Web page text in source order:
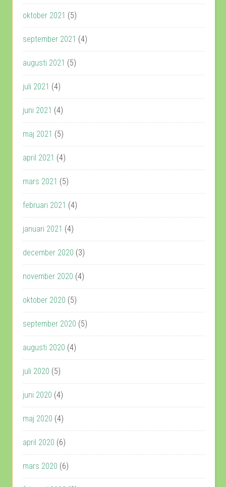
oktober 2021 (5)
september 2021 (4)
augusti 2021 (5)
juli 2021 (4)
juni 2021 (4)
maj 2021 (5)
april 2021 (4)
mars 2021 (5)
februari 2021 (4)
januari 2021 (4)
december 2020 (3)
november 2020 (4)
oktober 2020 (5)
september 2020 (5)
augusti 2020 (4)
juli 2020 (5)
juni 2020 (4)
maj 2020 (4)
april 2020 (6)
mars 2020 (6)